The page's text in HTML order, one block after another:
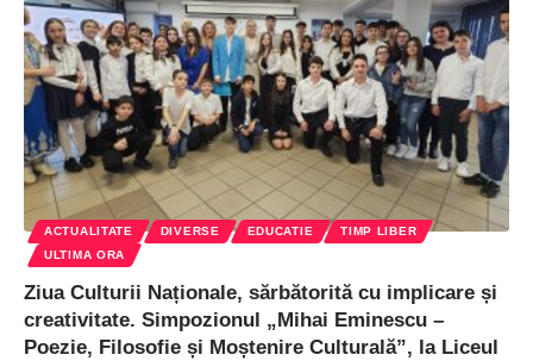
ACTUALITATE DIVERSE EDUCATIE
TIMP LIBER
ULTIMA ORA
Ziua Culturii Naționale, sărbătorită cu implicare și
creativitate. Simpozionul „Mihai Eminescu –
Poezie, Filosofie și Moștenire Culturală”, la Liceul